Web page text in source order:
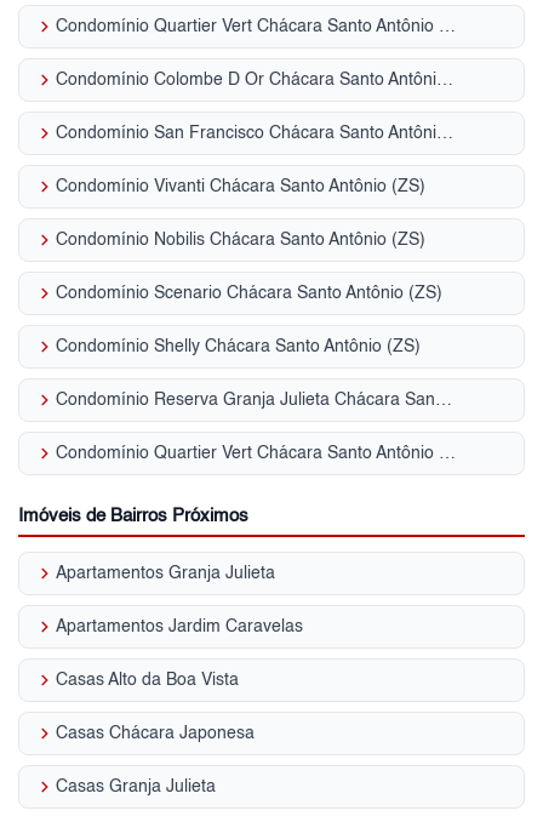
keyboard_arrow_right Condomínio Quartier Vert Chácara Santo Antônio (ZS)
keyboard_arrow_right Condomínio Colombe D Or Chácara Santo Antônio (ZS)
keyboard_arrow_right Condomínio San Francisco Chácara Santo Antônio (ZS)
keyboard_arrow_right Condomínio Vivanti Chácara Santo Antônio (ZS)
keyboard_arrow_right Condomínio Nobilis Chácara Santo Antônio (ZS)
keyboard_arrow_right Condomínio Scenario Chácara Santo Antônio (ZS)
keyboard_arrow_right Condomínio Shelly Chácara Santo Antônio (ZS)
keyboard_arrow_right Condomínio Reserva Granja Julieta Chácara Santo Antônio (ZS)
keyboard_arrow_right Condomínio Quartier Vert Chácara Santo Antônio (ZS)
Imóveis de Bairros Próximos
keyboard_arrow_right Apartamentos Granja Julieta
keyboard_arrow_right Apartamentos Jardim Caravelas
keyboard_arrow_right Casas Alto da Boa Vista
keyboard_arrow_right Casas Chácara Japonesa
keyboard_arrow_right Casas Granja Julieta